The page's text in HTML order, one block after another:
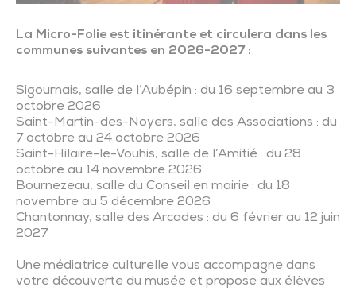
La Micro-Folie est itinérante et circulera dans les
communes suivantes en 2026-2027 :
Sigournais, salle de l’Aubépin : du 16 septembre au 3
octobre 2026
Saint-Martin-des-Noyers, salle des Associations : du
7 octobre au 24 octobre 2026
Saint-Hilaire-le-Vouhis, salle de l’Amitié : du 28
octobre au 14 novembre 2026
Bournezeau, salle du Conseil en mairie : du 18
novembre au 5 décembre 2026
Chantonnay, salle des Arcades : du 6 février au 12 juin
2027
Une médiatrice culturelle vous accompagne dans
votre découverte du musée et propose aux élèves